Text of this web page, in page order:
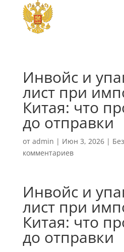
Инвойс и
лист при
Китая: что
до отправки
от admin | Июн 3, 2026|
комментариев
Инвойс и
лист при
Китая: что
до отправки